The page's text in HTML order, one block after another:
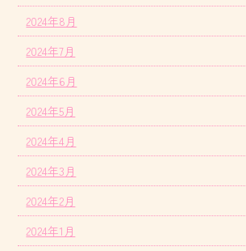
2024年8月
2024年7月
2024年6月
2024年5月
2024年4月
2024年3月
2024年2月
2024年1月